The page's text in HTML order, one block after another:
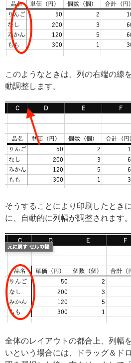
このようなときは、列の右端の線
動調整します。
そうすることにより印刷したとき
に、自動的に列幅が調整されます。
全体のレイアウトの都合上、列幅
いという場合には、ドラッグ＆ド